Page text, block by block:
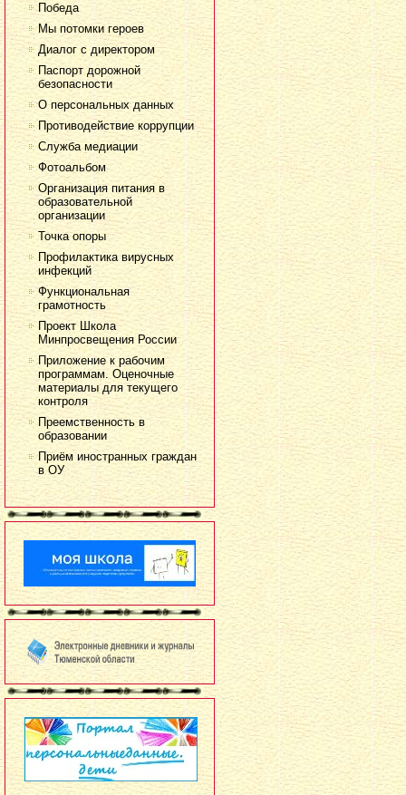
Победа
Мы потомки героев
Диалог с директором
Паспорт дорожной
безопасности
О персональных данных
Противодействие коррупции
Служба медиации
Фотоальбом
Организация питания в
образовательной
организации
Точка опоры
Профилактика вирусных
инфекций
Функциональная
грамотность
Проект Школа
Минпросвещения России
Приложение к рабочим
программам. Оценочные
материалы для текущего
контроля
Преемственность в
образовании
Приём иностранных граждан
в ОУ